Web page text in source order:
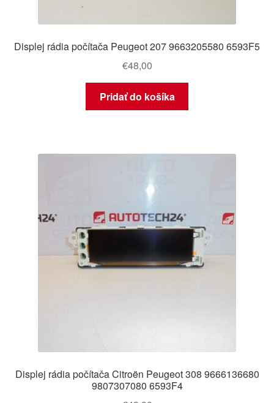
Displej rádia počítača Peugeot 207 9663205580 6593F5
€48,00
Pridať do košíka
Displej rádia počítača Citroën Peugeot 308 9666136680
9807307080 6593F4